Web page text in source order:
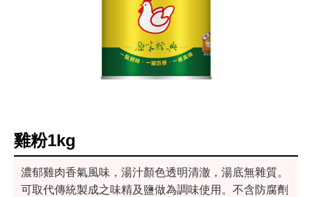
雞粉1kg
濃郁雞肉香氣風味，湯汁顏色透明清澈，湯底無雜質。
可取代傳統製成之味精及鹽做為調味使用。不含防腐劑